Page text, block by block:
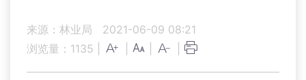
来源：林业局
2021-06-09 08:21
浏览量： 1135